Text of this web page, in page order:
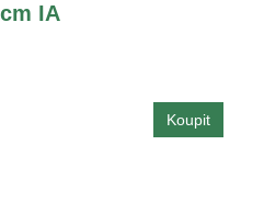
IA